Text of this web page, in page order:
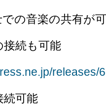
の音楽の共有が
続も可能
releases/
続可能